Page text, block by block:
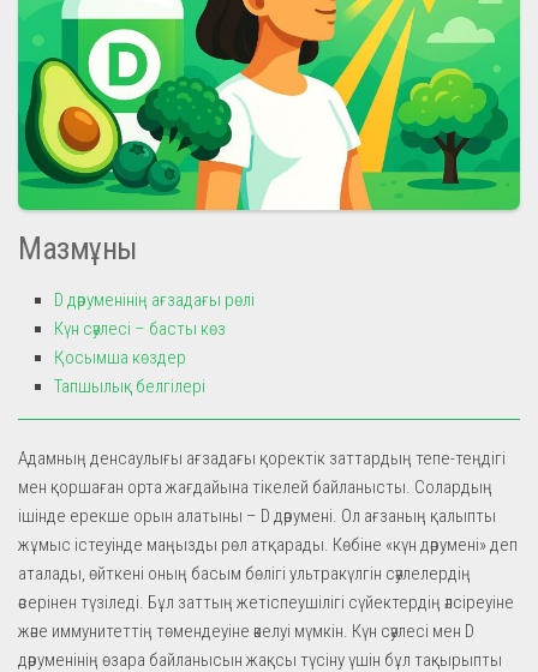
Мазмұны
D дәруменінің ағзадағы рөлі
Күн сәулесі – басты көз
Қосымша көздер
Тапшылық белгілері
Адамның денсаулығы ағзадағы қоректік заттардың тепе-теңдігі
мен қоршаған орта жағдайына тікелей байланысты. Солардың
ішінде ерекше орын алатыны – D дәрумені. Ол ағзаның қалыпты
жұмыс істеуінде маңызды рөл атқарады. Көбіне «күн дәрумені» деп
аталады, өйткені оның басым бөлігі ультракүлгін сәулелердің
әсерінен түзіледі. Бұл заттың жетіспеушілігі сүйектердің әлсіреуіне
және иммунитеттің төмендеуіне әкелуі мүмкін. Күн сәулесі мен D
дәруменінің өзара байланысын жақсы түсіну үшін бұл тақырыпты